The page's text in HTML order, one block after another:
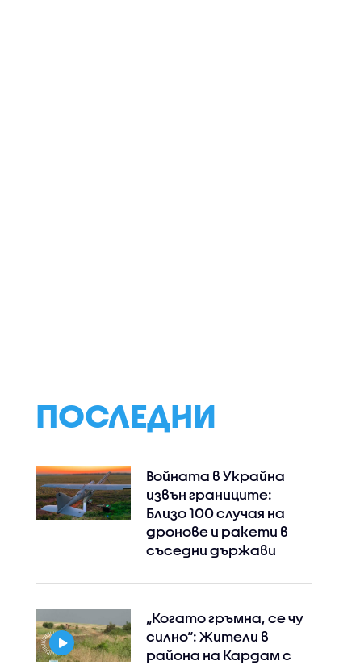
са
ПОСЛЕДНИ
Войната в Украйна
извън границите:
Близо 100 случая на
дронове и ракети в
съседни държави
„Когато гръмна, се чу
силно“: Жители в
района на Кардам с